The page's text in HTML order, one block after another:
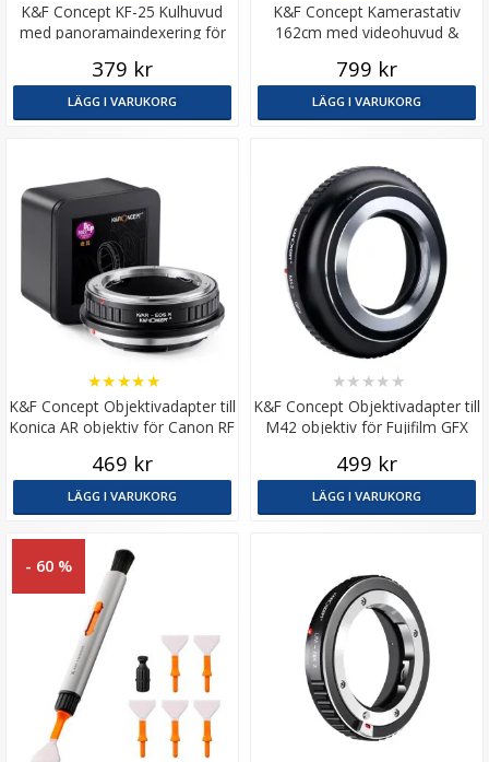
K&F Concept KF-25 Kulhuvud
med panoramaindexering för
379 kr
LÄGG I VARUKORG
K&F Concept Kamerastativ
162cm med videohuvud &
799 kr
LÄGG I VARUKORG
K&F Concept Objektivadapter till
Konica AR objektiv för Canon RF
★★★★★
469 kr
LÄGG I VARUKORG
K&F Concept Objektivadapter till
M42 objektiv för Fujifilm GFX
★★ ★★ ★
499 kr
LÄGG I VARUKORG
- 60 %